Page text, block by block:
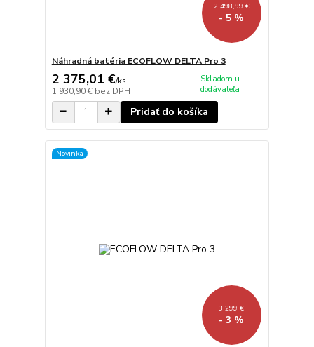
2 498,99 €
- 5 %
Náhradná batéria ECOFLOW DELTA Pro 3
2 375,01 €/ks
1 930,90 € bez DPH
Skladom u
dodávateľa
Pridať do košíka
Novinka
3 299 €
- 3 %